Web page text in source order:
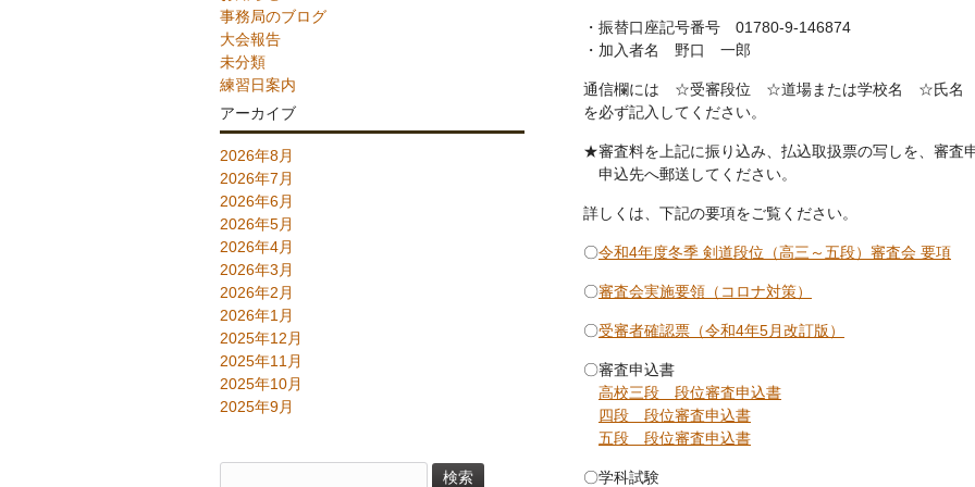
・振替口座記号番号 01780-9-146874
・加入者名 野口 一郎
通信欄には ☆受審段位 ☆道場または学校名 ☆氏名
を必ず記入してください。
★審査料を上記に振り込み、払込取扱票の写しを、審査
申込先へ郵送してください。
詳しくは、下記の要項をご覧ください。
〇令和4年度冬季 剣道段位（高三～五段）審査会 要項
〇審査会実施要領（コロナ対策）
〇受審者確認票（令和4年5月改訂版）
〇審査申込書
高校三段 段位審査申込書
四段 段位審査申込書
五段 段位審査申込書
〇学科試験
事務局のブログ
大会報告
未分類
練習日案内
アーカイブ
2026年8月
2026年7月
2026年6月
2026年5月
2026年4月
2026年3月
2026年2月
2026年1月
2025年12月
2025年11月
2025年10月
2025年9月